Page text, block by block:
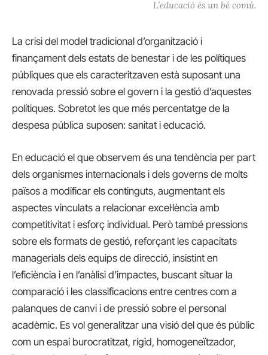
L’educació és un bé comú.
La crisi del model tradicional d’organització i
finançament dels estats de benestar i de les polítiques
públiques que els caracteritzaven està suposant una
renovada pressió sobre el govern i la gestió d’aquestes
polítiques. Sobretot les que més percentatge de la
despesa pública suposen: sanitat i educació.
En educació el que observem és una tendència per part
dels organismes internacionals i dels governs de molts
països a modificar els continguts, augmentant els
aspectes vinculats a relacionar excel·lència amb
competitivitat i esforç individual. Però també pressions
sobre els formats de gestió, reforçant les capacitats
managerials dels equips de direcció, insistint en
l’eficiència i en l’anàlisi d’impactes, buscant situar la
comparació i les classificacions entre centres com a
palanques de canvi i de pressió sobre el personal
acadèmic. Es vol generalitzar una visió del que és públic
com un espai burocratitzat, rígid, homogeneïtzador,